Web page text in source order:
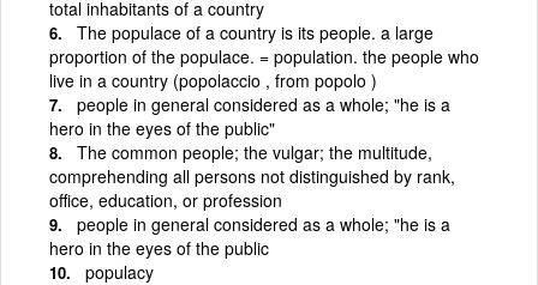
total inhabitants of a country
The populace of a country is its people. a large
proportion of the populace. = population. the people who
live in a country (popolaccio , from popolo )
people in general considered as a whole; "he is a
hero in the eyes of the public"
The common people; the vulgar; the multitude,
comprehending all persons not distinguished by rank,
office, education, or profession
people in general considered as a whole; "he is a
hero in the eyes of the public
populacy